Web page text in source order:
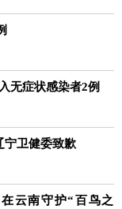
无症状感染者2例
宁卫健委致歉
云南守护“百鸟之